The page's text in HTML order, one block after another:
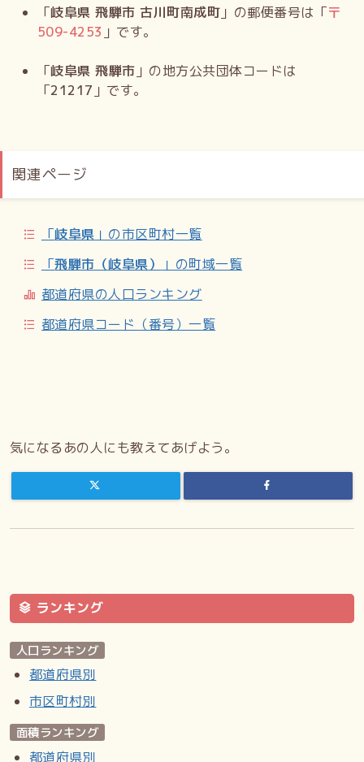
「岐阜県 飛騨市 古川町南成町 」の郵便番号は「〒
509-4253 」です。
「岐阜県 飛騨市 」の地方公共団体コードは
「21217 」です。
関連ページ
「岐阜県 」の市区町村一覧
「飛騨市（岐阜県）
」の町域一覧
都道府県の人口ランキング
都道府県コード（番号）一覧
気になるあの人にも教えてあげよう。
ランキング
人口ランキング
都道府県別
市区町村別
面積ランキング
都道府県別